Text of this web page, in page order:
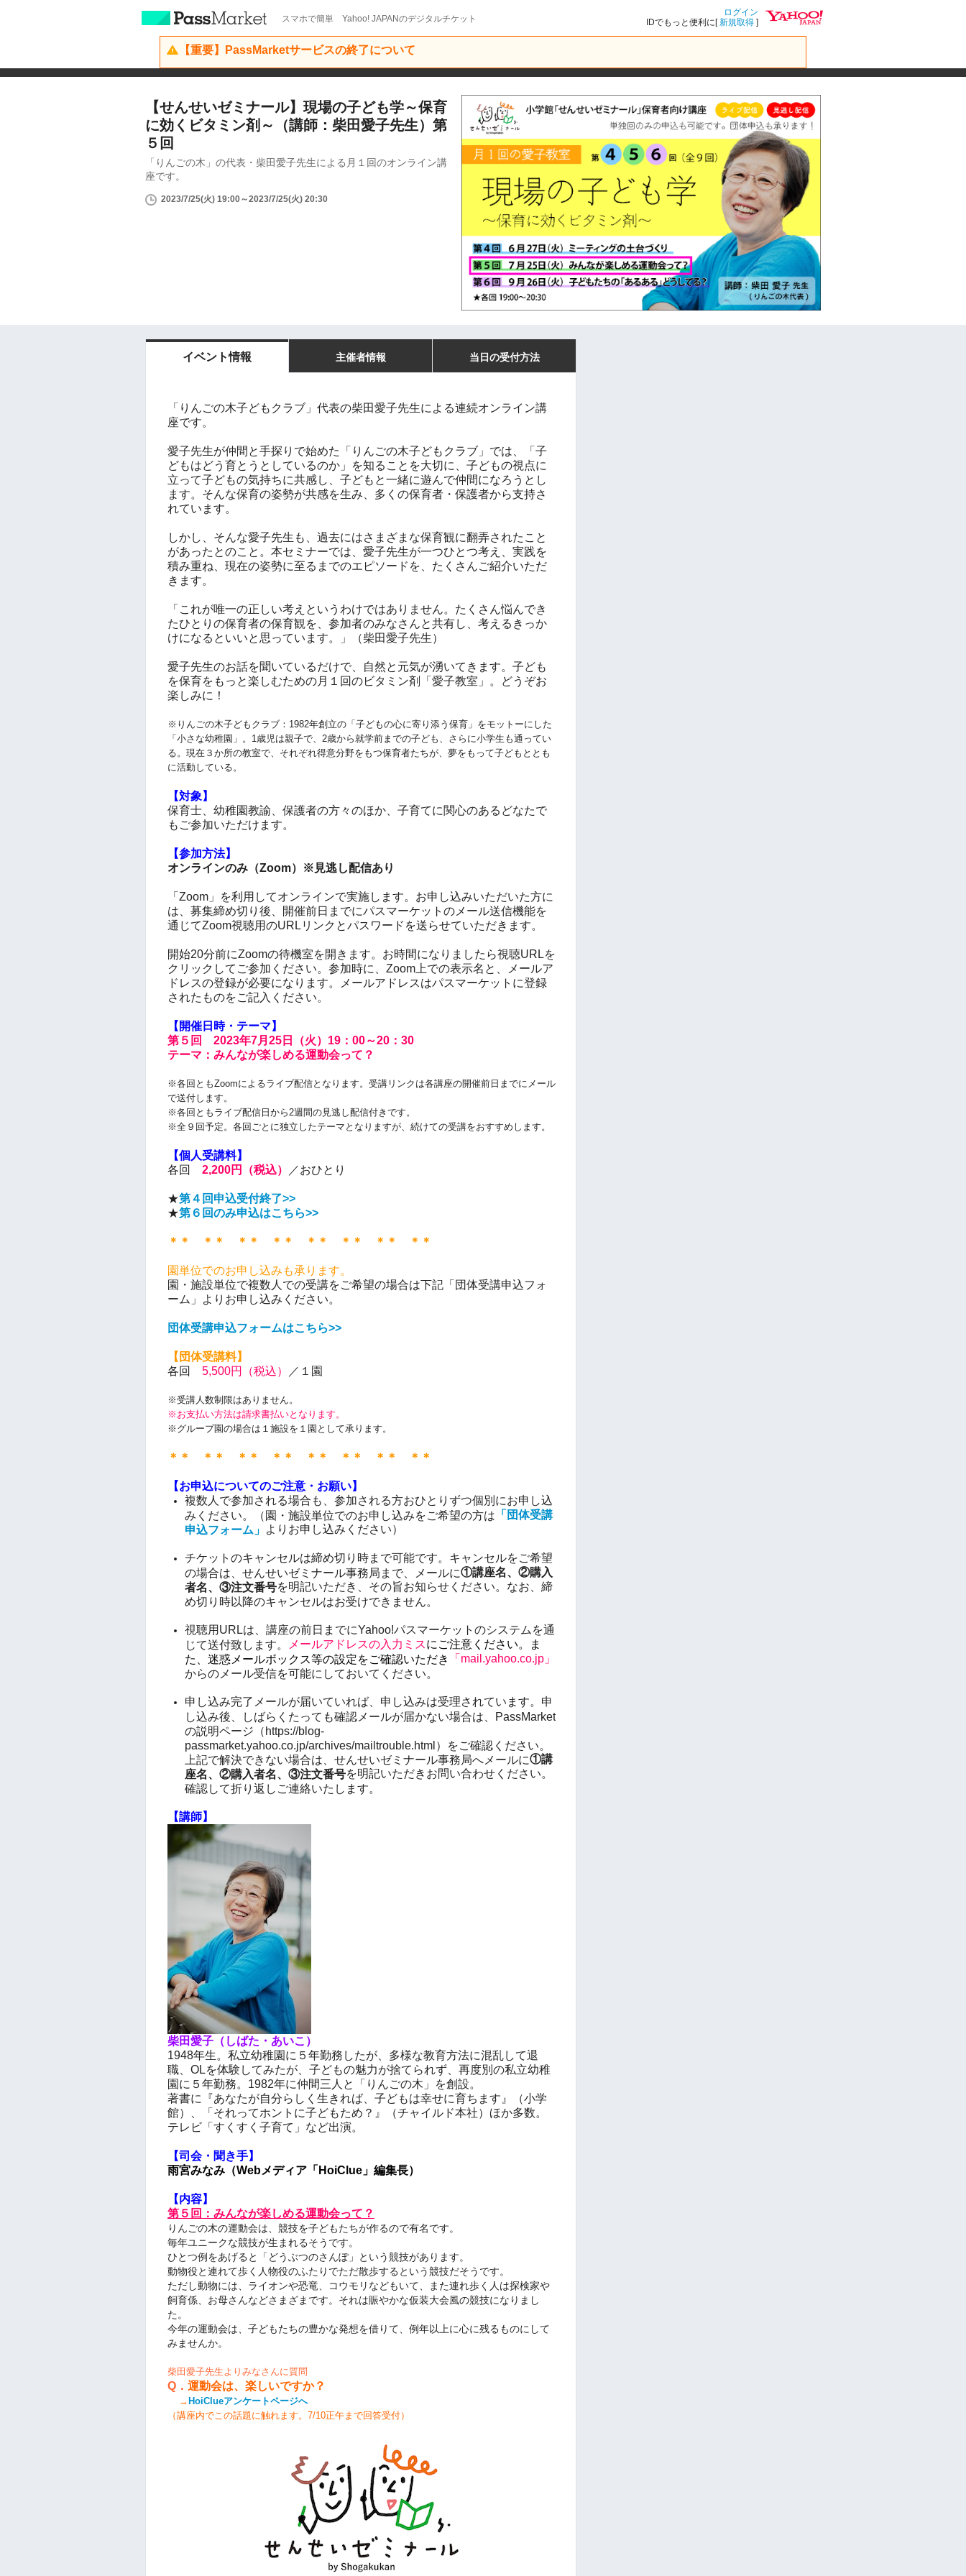
スマホで簡単 Yahoo! JAPANのデジタルチケット
ログイン
IDでもっと便利に[新規取得 ]
【重要】PassMarketサービスの終了について
【せんせいゼミナール】現場の子ども学～保育
に効くビタミン剤～（講師：柴田愛子先生）第
５回
「りんごの木」の代表・柴田愛子先生による月１回のオンライン講
座です。
2023/7/25(火) 19:00～2023/7/25(火) 20:30
イベント情報 主催者情報 当日の受付方法
「りんごの木子どもクラブ 」代表の柴田愛子先生による連続オンライン講
座です。
愛子先生が仲間と手探りで始めた「りんごの木子どもクラブ」では、
「子
どもはどう育とうとしているのか」を知ることを大切に、子どもの視点に
立って子どもの気持ちに共感し、子どもと一緒に遊んで仲間になろうとし
ます。そんな保育の姿勢が共感を生み、多くの保育者・保護者から支持さ
れています。
しかし、そんな愛子先生も、過去にはさまざまな保育観に翻弄されたこと
があったとのこと。本セミナーでは、愛子先生が一つひとつ考え、実践を
積み重ね、現在の姿勢に至るまでのエピソードを、たくさんご紹介いただ
きます。
「これが唯一の正しい考えというわけではありません。たくさん悩んでき
たひとりの保育者の保育観を、参加者のみなさんと共有し、考えるきっか
けになるといいと思っています。」（柴田愛子先生）
愛子先生のお話を聞いているだけで、自然と元気が湧いてきます。子ども
を保育をもっと楽しむための月１回のビタミン剤「愛子教室」。どうぞお
楽しみに！
※りんごの木子どもクラブ：1982年創立の「子どもの心に寄り添う保育」をモットーにした
「小さな幼稚園」。1歳児は親子で、2歳から就学前までの子ども、さらに小学生も通ってい
る。現在３か所の教室で、それぞれ得意分野をもつ保育者たちが、夢をもって子どもととも
に活動している。
【対象】
保育士、幼稚園教諭、保護者の方々のほか、子育てに関心のあるどなたで
もご参加いただけます。
【参加方法】
オンラインのみ（Zoom）※見逃し配信あり
「Zoom」を利用してオンラインで実施します。お申し込みいただいた方に
は、募集締め切り後、開催前日までにパスマーケットのメール送信機能を
通じてZoom視聴用のURLリンクとパスワードを送らせていただきます。
開始20分前にZoomの待機室を開きます。お時間になりましたら視聴URLを
クリックしてご参加ください。参加時に、Zoom上での表示名と、メールア
ドレスの登録が必要になります。メールアドレスはパスマーケットに登録
されたものをご記入ください。
【開催日時・テーマ】
第５回 2023年7月25日（火）19：00～20：30
テーマ：みんなが楽しめる運動会って？
※各回ともZoomによるライブ配信となります。受講リンクは各講座の開催前日までにメール
で送付します。
※各回ともライブ配信日から2週間の見逃し配信付きです。
※全９回予定。各回ごとに独立したテーマとなりますが、続けての受講をおすすめします。
【個人受講料】
各回 2,200円（税込） ／おひとり
★第４回申込受付終了>>
★第６回のみ申込はこちら>>
＊＊ ＊＊ ＊＊ ＊＊ ＊＊ ＊＊ ＊＊ ＊＊
園単位でのお申し込みも承ります。
園・施設単位で複数人での受講をご希望の場合は下記「団体受講申込フォ
ーム」よりお申し込みください。
団体受講申込フォームはこちら>>
【団体受講料】
各回 5,500円（税込） ／１ 園
※受講人数制限はありません。
※お支払い方法は請求書払いとなります。
※グループ園の場合は１施設を１園として承ります。
＊＊ ＊＊ ＊＊ ＊＊ ＊＊ ＊＊ ＊＊ ＊＊
【お申込についてのご注意・お願い】
複数人で参加される場合も、参加される方おひとりずつ個別にお申し込
みください。（園・施設単位でのお申し込みをご希望の方は 「団体受講
申込フォーム」 よりお申し込みください）
チケットのキャンセルは締め切り時まで可能です。キャンセルをご希望
の場合は、せんせいゼミナール事務局まで、メールに①講座名、②購入
者名、③注文番号を明記いただき、その旨お知らせください。なお、締
め切り時以降のキャンセルはお受けできません。
視聴用URLは、講座の前日までにYahoo!パスマーケットのシステムを通
じて送付致します。 メールアドレスの入力ミスにご注意ください。ま
た、迷惑メールボックス等の設定をご確認いただき 「mail.yahoo.co.jp」
からのメール受信を可能にしておいてください。
申し込み完了メールが届いていれば、申し込みは受理されています。申
し込み後、しばらくたっても確認メールが届かない場合は、PassMarket
の説明ページ（https://blog-
passmarket.yahoo.co.jp/archives/mailtrouble.html）をご確認ください。
上記で解決できない場合は、せんせいゼミナール事務局へメールに①講
座名、②購入者名、③注文番号を明記いただきお問い合わせください。
確認して折り返しご連絡いたします。
【講師】
柴田愛子（しばた・あいこ）
1948年生。私立幼稚園に５年勤務したが、多様な教育方法に混乱して退
職、OLを体験してみたが、子どもの魅力が捨てられず、再度別の私立幼稚
園に５年勤務。1982年に仲間三人と「りんごの木」を創設。
著書に『あなたが自分らしく生きれば、子どもは幸せに育ちます』（小学
館）、「それってホントに子どもため？』（チャイルド本社）ほか多数。
テレビ「すくすく子育て」など出演。
【司会・聞き手】
雨宮みなみ（Webメディア「HoiClue」編集長）
【内容】
第５回：みんなが楽しめる運動会って？
りんごの木の運動会は、競技を子どもたちが作るので有名です。
毎年ユニークな競技が生まれるそうです。
ひとつ例をあげると「どうぶつのさんぽ」という競技があります。
動物役と連れて歩く人物役のふたりでただ散歩するという競技だそうです。
ただし動物には、ライオンや恐竜、コウモリなどもいて、また連れ歩く人は探検家や
飼育係、お母さんなどさまざまです。それは賑やかな仮装大会風の競技になりまし
た。
今年の運動会は、子どもたちの豊かな発想を借りて、例年以上に心に残るものにして
みませんか。
柴田愛子先生よりみなさんに質問
Q． 運動会は、楽しいですか？
→ HoiClueアンケートページへ
（講座内でこの話題に触れます。7/10正午まで回答受付）